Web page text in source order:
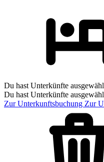
Du hast Unterkünfte
Du hast Unterkünfte
Zur Unterkunftsbuchung Zur